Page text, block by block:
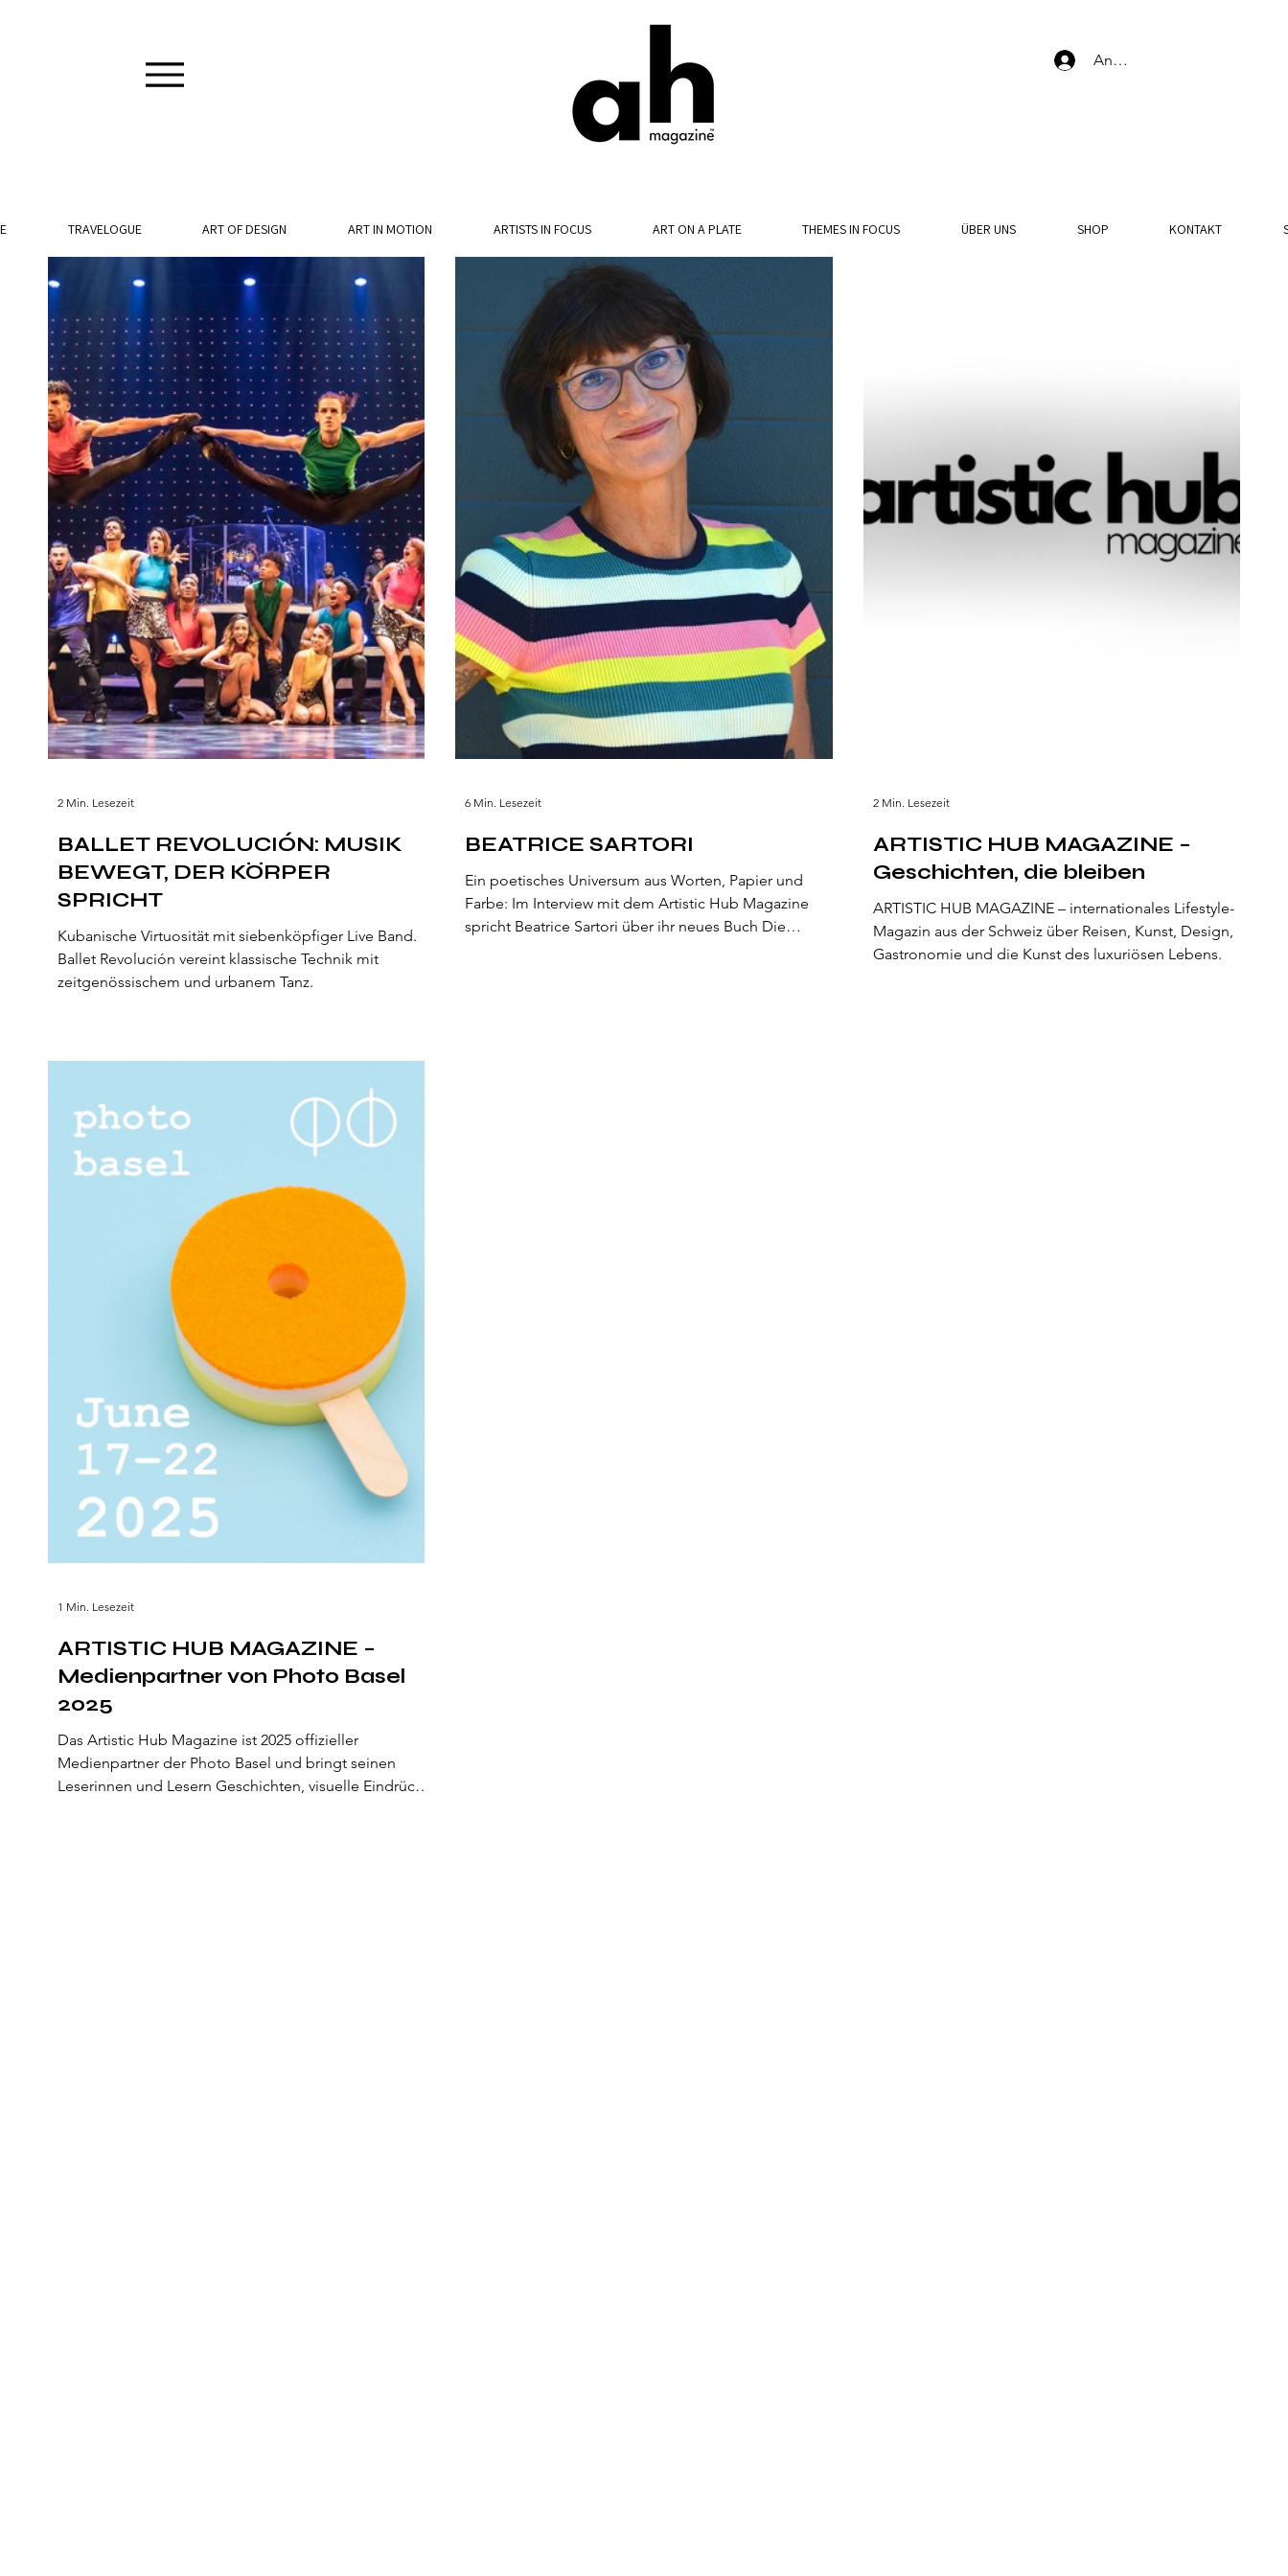
Anmelden
BALLET REVOLUCIÓN: MUSIK
BEWEGT, DER KÖRPER
SPRICHT
Kubanische Virtuosität mit siebenköpfiger Live Band.
Ballet Revolución vereint klassische Technik mit
zeitgenössischem und urbanem Tanz.
2 Min. Lesezeit
BEATRICE SARTORI
Ein poetisches Universum aus Worten, Papier und
Farbe: Im Interview mit dem Artistic Hub Magazine
spricht Beatrice Sartori über ihr neues Buch Die
6 Min. Lesezeit
ARTISTIC HUB MAGAZINE –
Geschichten, die bleiben
ARTISTIC HUB MAGAZINE – internationales Lifestyle-
Magazin aus der Schweiz über Reisen, Kunst, Design,
Gastronomie und die Kunst des luxuriösen Lebens.
2 Min. Lesezeit
ARTISTIC HUB MAGAZINE –
Medienpartner von Photo Basel
2025
Das Artistic Hub Magazine ist 2025 offizieller
Medienpartner der Photo Basel und bringt seinen
Leserinnen und Lesern Geschichten, visuelle Eindrücke
1 Min. Lesezeit
TRAVELOGUE ART OF DESIGN ART IN MOTION ARTISTS IN FOCUS ART ON A PLATE THEMES IN FOCUS ÜBER UNS SHOP KONTAKT